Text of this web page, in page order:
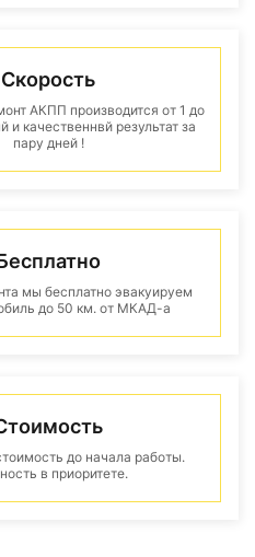
Скорость
АКПП производится от 1 до
и качественнвй результат за
пару дней !
мы бесплатно эвакуируем
до 50 км. от МКАД-а
до начала работы.
в приоритете.